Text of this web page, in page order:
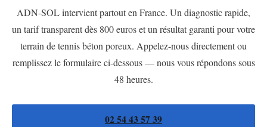
ADN-SOL intervient partout en France. Un diagnostic rapide,
un tarif transparent dès 800 euros et un résultat garanti pour votre
terrain de tennis béton poreux. Appelez-nous directement ou
remplissez le formulaire ci-dessous — nous vous répondons sous
48 heures.
02 54 43 57 39